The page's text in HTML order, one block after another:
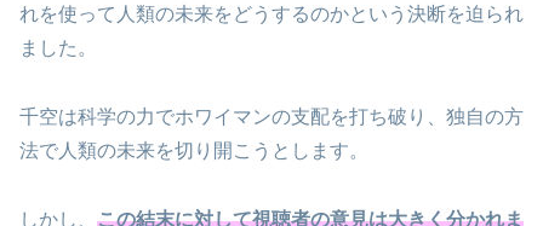
れを使って人類の未来をどうするのかという決断を迫られ
ました。
千空は科学の力でホワイマンの支配を打ち破り、独自の方
法で人類の未来を切り開こうとします。
しかし、 この結末に対して視聴者の意見は大きく分かれま